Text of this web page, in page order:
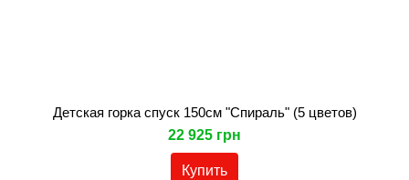
Детская горка спуск 150см "Спираль" (5 цветов)
22 925 грн
Купить